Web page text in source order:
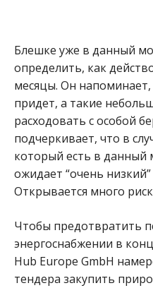
Блешке уже в данный
определить, как
месяцы. Он
придет, а такие
расходовать с особой
подчеркивает, что в
который есть в
ожидает “очень
Открывается много
Чтобы предотвратить
энергоснабжении в
Hub Europe GmbH
тендера закупить